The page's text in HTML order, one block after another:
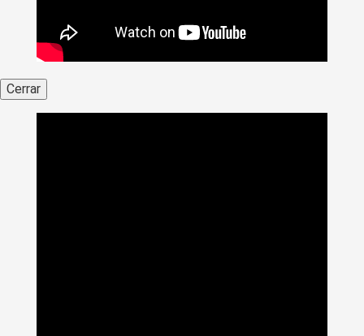
Cerrar